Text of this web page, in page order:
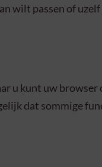
wilt passen of
u kunt uw
dat sommige